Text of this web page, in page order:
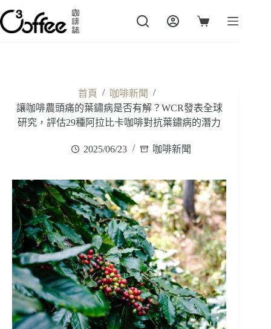
跳
至
主
購
首頁 / 咖啡新聞 /
讓咖啡農頭痛的葉鏽病是否有解？WCR發表全球
研究，評估29種阿拉比卡咖啡對抗葉鏽病的潛力
2025/06/23 咖啡新聞